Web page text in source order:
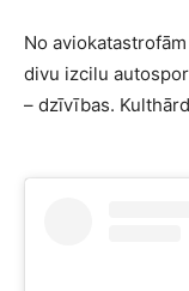
No
divu izcilu
– dzīvības.